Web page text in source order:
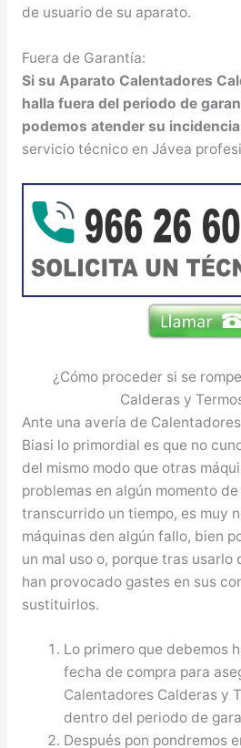
de usuario de su aparato.
Fuera de Garantía:
Si su Aparato Calentadores
halla fuera del periodo de
podemos atender su incidencia
servicio técnico en Jávea
¿Cómo proceder si se
Calderas y
Ante una avería de
Biasi lo primordial es que no
del mismo modo que otras
problemas en algún momento
transcurrido un tiempo, es muy
máquinas den algún fallo, bien
un mal uso o, porque tras
han provocado gastes en sus
sustituirlos.
Lo primero que debemos
fecha de compra para
Calentadores Calderas y
dentro del periodo de
Después pon pondremos